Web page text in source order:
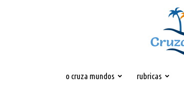
o cruza mundos rubricas